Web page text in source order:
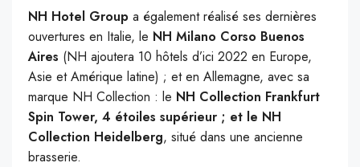
NH Hotel Group a également réalisé ses dernières
ouvertures en Italie, le NH Milano Corso Buenos
Aires (NH ajoutera 10 hôtels d’ici 2022 en Europe,
Asie et Amérique latine) ; et en Allemagne, avec sa
marque NH Collection : le NH Collection Frankfurt
Spin Tower, 4 étoiles supérieur ; et le NH
Collection Heidelberg, situé dans une ancienne
brasserie.